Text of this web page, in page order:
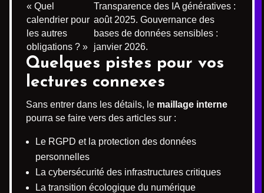
« Quel
calendrier pour
les autres
obligations ? »
Transparence des IA génératives :
août 2025. Gouvernance des
bases de données sensibles :
janvier 2026.
Quelques pistes pour vos
lectures connexes
Sans entrer dans les détails, le maillage interne
pourra se faire vers des articles sur :
Le RGPD et la protection des données
personnelles
La cybersécurité des infrastructures critiques
La transition écologique du numérique